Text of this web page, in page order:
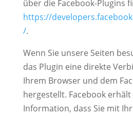
über die Facebook-Plugins
https://
/.
Wenn Sie unsere Seiten
das Plugin eine direkte
Ihrem Browser und dem
hergestellt. Facebook
Information, dass Sie mit